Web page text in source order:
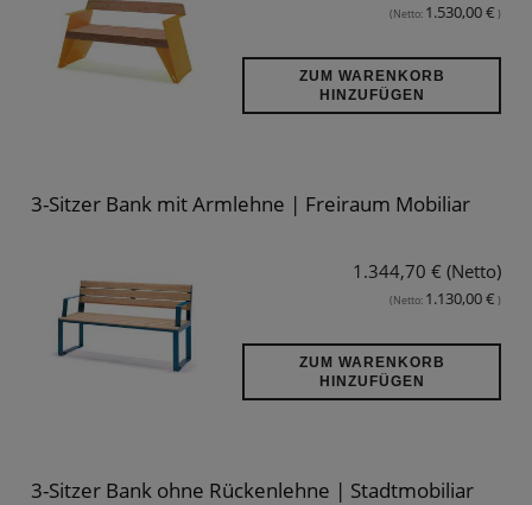
(Netto: 1.530,00 € )
ZUM WARENKORB
HINZUFÜGEN
3-Sitzer Bank mit Armlehne | Freiraum Mobiliar
1.344,70 € (Netto)
(Netto: 1.130,00 € )
ZUM WARENKORB
HINZUFÜGEN
3-Sitzer Bank ohne Rückenlehne | Stadtmobiliar